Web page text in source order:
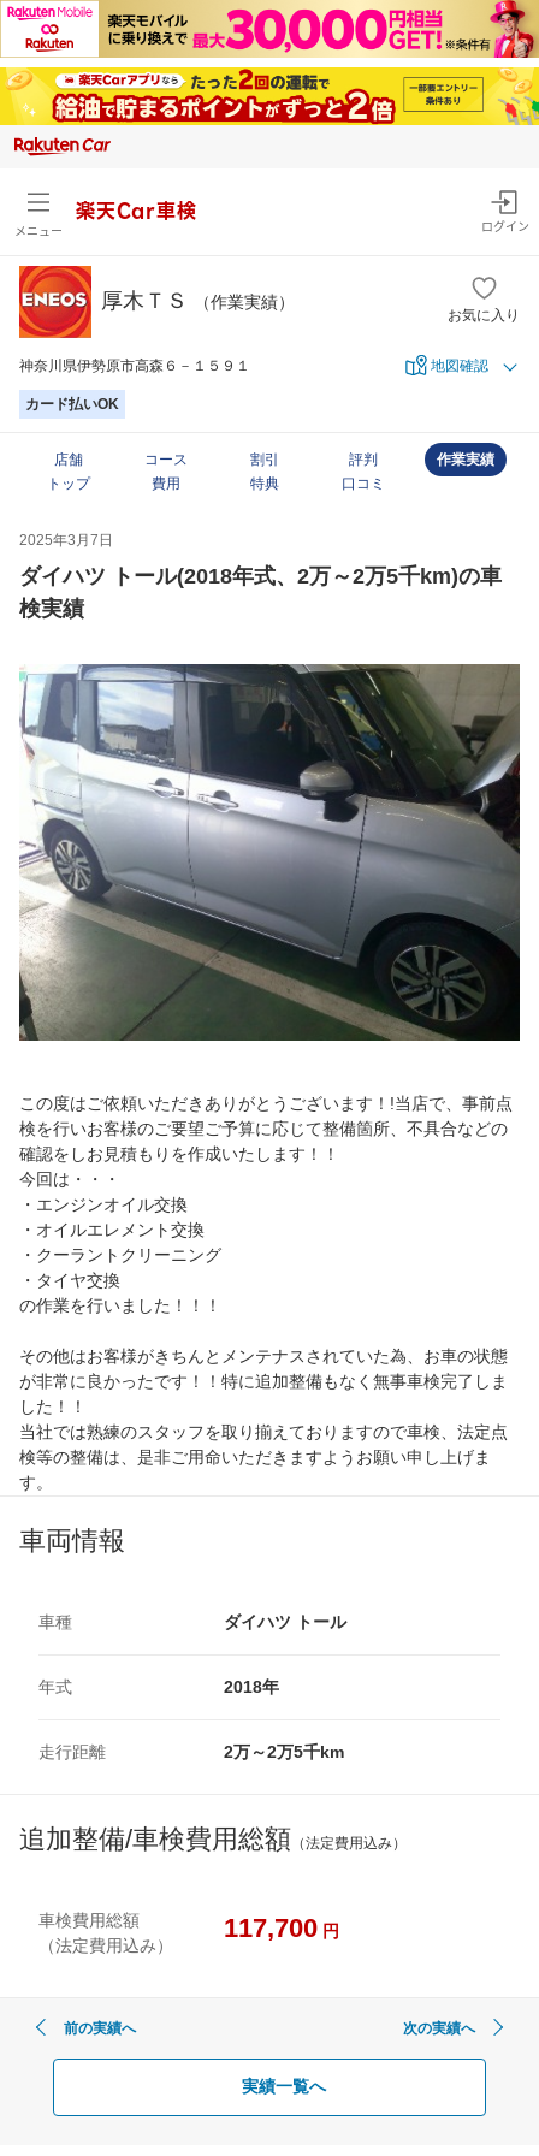
メニュー
楽天Car車検
ログイン
厚木ＴＳ （作業実績）
お気に入り
神奈川県伊勢原市高森６－１５９１ 地図確認
カード払いOK
店舗
トップ
コース
費用
割引
特典
評判
口コミ
作業実績
2025年3月7日
ダイハツ トール(2018年式、2万～2万5千km)の車
検実績
この度はご依頼いただきありがとうございます！!当店で、事前点
検を行いお客様のご要望ご予算に応じて整備箇所、不具合などの
確認をしお見積もりを作成いたします！！
今回は・・・
・エンジンオイル交換
・オイルエレメント交換
・クーラントクリーニング
・タイヤ交換
の作業を行いました！！！
その他はお客様がきちんとメンテナスされていた為、お車の状態
が非常に良かったです！！特に追加整備もなく無事車検完了しま
した！！
当社では熟練のスタッフを取り揃えておりますので車検、法定点
検等の整備は、是非ご用命いただきますようお願い申し上げま
す。
車両情報
車種 ダイハツ トール
年式 2018年
走行距離 2万～2万5千km
追加整備/車検費用総額 （法定費用込み）
車検費用総額
（法定費用込み）
117,700 円
前の実績へ 次の実績へ
実績一覧へ